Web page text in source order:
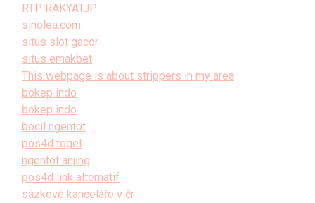
RTP RAKYATJP
sinolea.com
situs slot gacor
situs emakbet
This webpage is about strippers in my area
bokep indo
bokep indo
bocil ngentot
pos4d togel
ngentot anjing
pos4d link alternatif
sázkové kanceláře v čr